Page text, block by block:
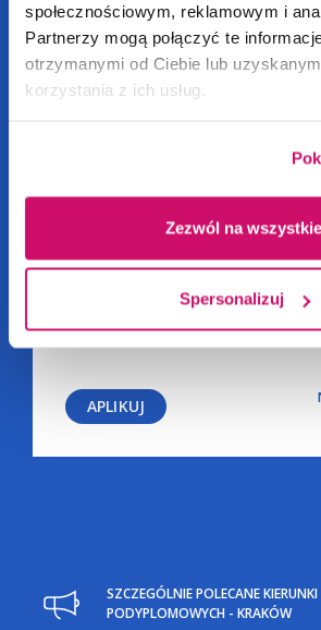
społecznościowym, reklamowym i
Partnerzy mogą połączyć te
otrzymanymi od Ciebie lub
korzystania z ich usług.
Zezwól na wszystkie
Spersonalizuj
Zarządzanie
i higieną pracy | KRAKÓW
APLIKUJ
SZCZEGÓLNIE POLECANE
PODYPLOMOWYCH - KRAKÓW